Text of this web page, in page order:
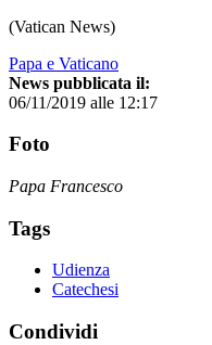
(Vatican News)
Papa e Vaticano
News pubblicata il:
06/11/2019 alle 12:17
Foto
Papa Francesco
Tags
Udienza
Catechesi
Condividi